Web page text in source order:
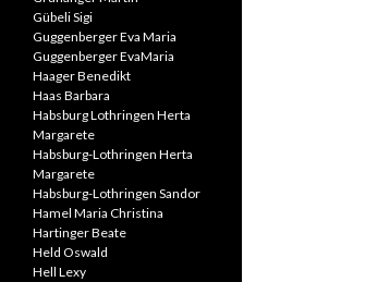
Gübeli Sigi
Guggenberger Eva Maria
Guggenberger EvaMaria
Haager Benedikt
Haas Barbara
Habsburg Lothringen Herta
Margarete
Habsburg-Lothringen Herta
Margarete
Habsburg-Lothringen Sandor
Hamel Maria Christina
Hartinger Beate
Held Oswald
Hell Lexy